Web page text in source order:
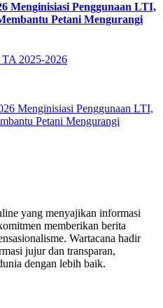
Menginisiasi Penggunaan LTI,
Petani Mengurangi
TA 2025-2026
yang menyajikan informasi
memberikan berita
Wartacana hadir
jujur dan transparan,
dengan lebih baik.